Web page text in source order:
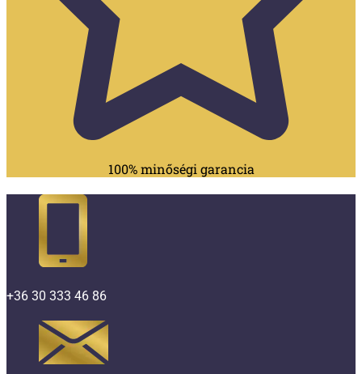
100% minőségi garancia
+36 30 333 46 86